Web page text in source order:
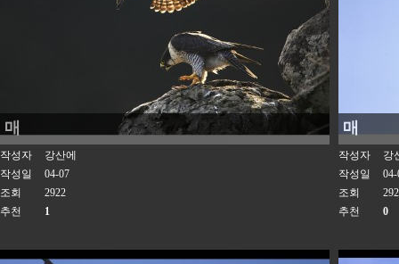
매
작성자
강산에
작성일
04-07
조회
2922
추천
1
매
작성자
강
작성일
04-
조회
추천
0